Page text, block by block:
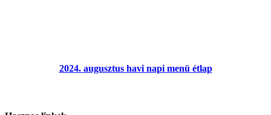
2024. augusztus havi napi menü étlap